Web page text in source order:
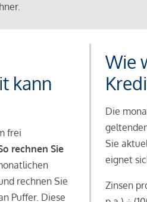
kann
frei
rechnen Sie
rechnen Sie
Puffer. Diese
Wie
Die
Sie
eignet
Zinsen